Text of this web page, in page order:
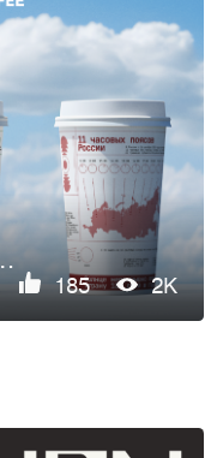
| конкурс
185 2K